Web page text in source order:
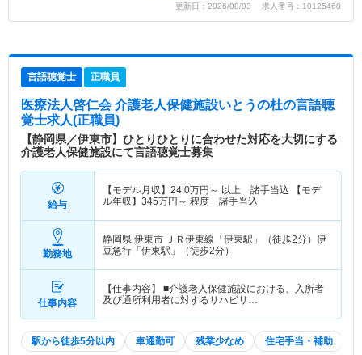
更新日：2026/08/03 求人番号：10125468
言語聴覚士 正職員
医療法人啓仁会 介護老人保健施設いとうの杜の言語聴
覚士求人(正職員)
【静岡県／伊東市】ひとりひとりに合わせた対応を大切にする
介護老人保健施設にて言語聴覚士募集
給与
【モデル月収】 24.0万円～ 以上 諸手当込 【モデ
ル年収】 345万円～ 程度 諸手当込
勤務地
静岡県 伊東市
ＪＲ伊東線「伊東駅」（徒歩2分）伊
豆急行「伊東駅」（徒歩2分）
仕事内容
【仕事内容】 ■介護老人保健施設における、入所者
及び通所利用者に対するリハビリ…
駅から徒歩5分以内 車通勤可 残業少なめ 住宅手当・補助